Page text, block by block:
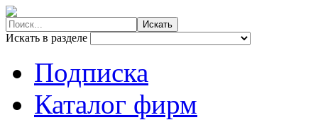
Искать в разделе
Подписка
Каталог фирм